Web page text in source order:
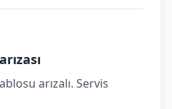
arızalı. Servis